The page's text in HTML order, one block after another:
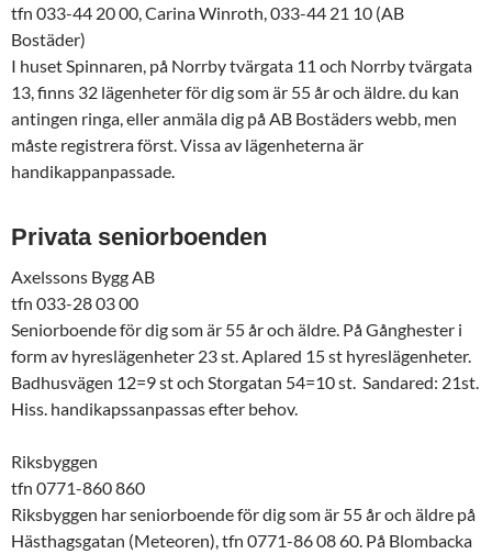
tfn 033-44 20 00, Carina Winroth, 033-44 21 10 (AB
Bostäder)
I huset Spinnaren, på Norrby tvärgata 11 och Norrby tvärgata
13, finns 32 lägenheter för dig som är 55 år och äldre. du kan
antingen ringa, eller anmäla dig på AB Bostäders webb, men
måste registrera först. Vissa av lägenheterna är
handikappanpassade.
Privata seniorboenden
Axelssons Bygg AB
tfn 033-28 03 00
Seniorboende för dig som är 55 år och äldre. På Gånghester i
form av hyreslägenheter 23 st. Aplared 15 st hyreslägenheter.
Badhusvägen 12=9 st och Storgatan 54=10 st. Sandared: 21st.
Hiss. handikapssanpassas efter behov.
Riksbyggen
tfn 0771-860 860
Riksbyggen har seniorboende för dig som är 55 år och äldre på
Hästhagsgatan (Meteoren), tfn 0771-86 08 60. På Blombacka